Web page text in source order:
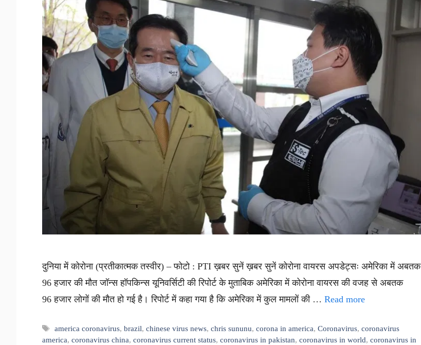
दुनिया में कोरोना (प्रतीकात्मक तस्वीर) – फोटो : PTI ख़बर सुनें ख़बर सुनें कोरोना वायरस अपडेट्सः अमेरिका में अबतक
96 हजार की मौत जॉन्स हॉपकिन्स यूनिवर्सिटी की रिपोर्ट के मुताबिक अमेरिका में कोरोना वायरस की वजह से अबतक
96 हजार लोगों की मौत हो गई है। रिपोर्ट में कहा गया है कि अमेरिका में कुल मामलों की … Read more
Tags
america coronavirus,brazil,chinese virus news,chris sununu,corona in america,Coronavirus,coronavirus
america, coronavirus china, coronavirus current status, coronavirus in pakistan, coronavirus in world, coronavirus in